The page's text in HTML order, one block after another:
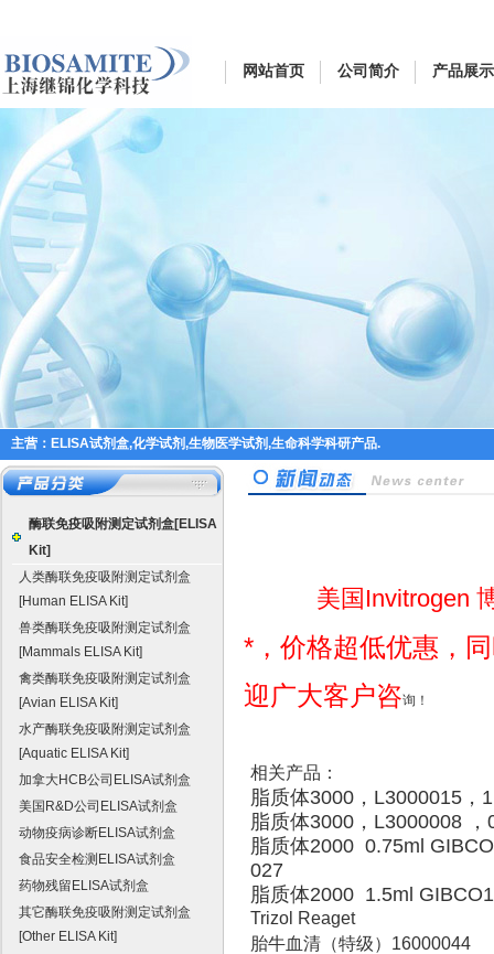
网站首页 公司简介 产品展示
主营：ELISA试剂盒,化学试剂,生物医学试剂,生命科学科研产品.
酶联免疫吸附测定试剂盒[ELISA
Kit]
人类酶联免疫吸附测定试剂盒
[Human ELISA Kit]
兽类酶联免疫吸附测定试剂盒
[Mammals ELISA Kit]
禽类酶联免疫吸附测定试剂盒
[Avian ELISA Kit]
水产酶联免疫吸附测定试剂盒
[Aquatic ELISA Kit]
加拿大HCB公司ELISA试剂盒
美国R&D公司ELISA试剂盒
动物疫病诊断ELISA试剂盒
食品安全检测ELISA试剂盒
药物残留ELISA试剂盒
其它酶联免疫吸附测定试剂盒
[Other ELISA Kit]
美国Invitrogen
*，价格超低优惠，
迎广大客户咨询！
相关产品：
脂质体3000，L3000015，
脂质体3000，L3000008 ，
脂质体2000 0.75ml
027
脂质体2000 1.5ml
Trizol Reaget
胎牛血清（特级）16000044